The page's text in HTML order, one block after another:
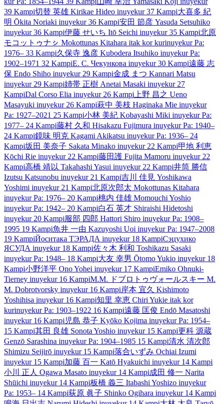
39 Kampi切替 英雄 Kirikae Hideo inuyekur 37 Kampi大喜多 紀
明 Ōkita Noriaki inuyekur 36 Kampi安田 節彦 Yasuda Setsuhiko
inuyekur 36 Kampi伊藤 せいち Itō Seichi inuyekur 35 Kampi北原
モコットゥナㇱ Mokottunas Kitahara itak kor kurinuyekur Pa:
1976– 33 Kampi久保寺 逸彦 Kubodera Itsuhiko inuyekur Pa:
1902–1971 32 KampiЕ. С. Чекункова inuyekur 30 Kampi遠藤 志
保 Endo Shiho inuyekur 29 Kampi金成 まつ Kannari Matsu
inuyekur 29 Kampi姉帯 正樹 Anetai Masaki inuyekur 27
KampiDal Corso Elia inuyekur 26 Kampi 上野 昌之 Ueno
Masayuki inuyekur 26 Kampi萩中 美枝 Haginaka Mie inuyekur
Pa: 1927–2021 25 Kampi小林 美紀 Kobayashi Miki inuyekur Pa:
1977– 24 Kampi藤村 久和 Hisakazu Fujimura inuyekur Pa: 1940–
24 Kampi鏡味 明克 Kagami Akikatsu inuyekur Pa: 1936– 24
Kampi坂田 美奈子 Sakata Minako inuyekur 22 Kampi甲地 利恵
Kōchi Rie inuyekur 22 Kampi藤田護 Fujita Mamoru inuyekur 22
Kampi高橋 靖以 Takahashi Yasui inuyekur 22 Kampi井筒 勝信
Izutsu Katsunobu inuyekur 21 Kampi吉川 佳見 Yoshikawa
Yoshimi inuyekur 21 Kampi北原次郎太 Mokottunas Kitahara
inuyekur Pa: 1976– 20 Kampi桃内 佳雄 Momouchi Yoshio
inuyekur Pa: 1942– 20 Kampi白石 英才 Shiraishi Hidetoshi
inuyekur 20 Kampi服部 四郎 Hattori Shiro inuyekur Pa: 1908–
1995 19 Kampi魚井 一由 Kazuyoshi Uoi inuyekur Pa: 1947–2008
19 KampiЙоситака ТЭРАДА inuyekur 18 KampiСэцухико
ЯСУДА inuyekur 18 Kampi佐々木 利和 Toshikazu Sasaki
inuyekur Pa: 1948– 18 Kampi大友 幸男 Ōtomo Yukio inuyekur 18
Kampi小野洋平 Ono Yohei inuyekur 17 KampiEmiko Ohnuki‐
Tierney inuyekur 16 KampiM.M. ドブロトゥヴォールスキー M.
M. Dobrotvorsky inuyekur 16 Kampi岸本 宜久 Kishimoto
Yoshihisa inuyekur 16 Kampi知里 幸恵 Chiri Yukie itak kor
kurinuyekur Pa: 1903–1922 16 Kampi遠藤 匡俊 Endō Masatoshi
inuyekur 16 Kampi 児島 恭子 Kyōko Kojima inuyekur Pa: 1954–
15 Kampi其田 良雄 Sonota Yoshio inuyekur 15 Kampi更科 源蔵
Genzō Sarashina inuyekur Pa: 1904–1985 15 Kampi清水 清次郎
Shimizu Seijirō inuyekur 15 Kampi落合いずみ Ochiai Izumi
inuyekur 15 Kampi加藤 百一 Katō Hyakuichi inuyekur 14 Kampi
小川 正人 Ogawa Masato inuyekur 14 Kampi成田 修一 Narita
Shūichi inuyekur 14 Kampi板橋 義三 Itabashi Yoshizo inuyekur
Pa: 1953– 14 Kampi荻原 眞子 Shinko Ogihara inuyekur 14 Kampi